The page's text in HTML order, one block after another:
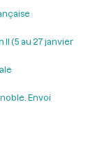
II (5 au 27 janvier
Envoi